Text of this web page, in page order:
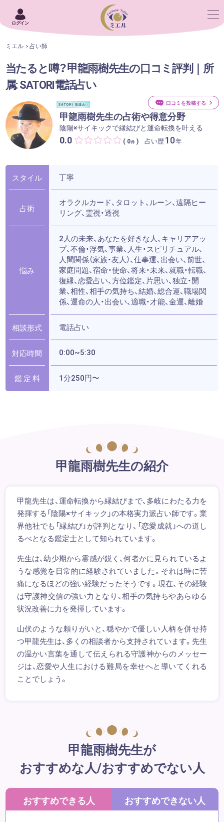
ログイン
ミエル 占い師
当たると噂？甲龍雨樹先生の口コミ評判｜所
属: SATORI電話占い
甲龍雨樹先生の占術や得意分野
陰陽×サイキックで縁結びと運命転換を叶える
0.0 ( 0件 ) 占い歴10年
口コミを投稿する
スタイル 丁寧
占術
オラクルカード、タロット、ルーン、遠隔ヒー
リング、霊視・透視
悩み
2人の未来、あなたを好きな人、キャリアアッ
プ、不倫・浮気、事業、人生・スピリチュアル、
人間関係（家族・友人）、仕事運、出会い、前世、
家庭問題、宿命・使命、将来・未来、就職・転職、
復縁、恋愛占い、方位鑑定、片思い、独立・開
業、相性、相手の気持ち、結婚、総合運、職場関
係、運命の人・出会い、適職・才能、金運、離婚
相談形式 電話占い
対応時間 0:00~5:30
鑑 定 料 1分250円〜
甲龍雨樹先生の紹介
甲龍先生は、運命転換から縁結びまで、多岐にわたる力を
発揮する「陰陽×サイキック」の本格実力派占い師です。業
界他社でも「縁結び」が評判となり、「恋愛成就」への道し
るべとなる鑑定士として知られています。
先生は、幼少期から霊感が鋭く、何者かに見られているよ
うな感覚を日常的に経験されていました。それは時に苦
痛になるほどの強い経験だったそうです。現在、その経験
は守護神交信の強い力となり、相手の気持ちやあらゆる
状況改善に力を発揮しています。
山伏のような頼りがいと、穏やかで優しい人柄を併せ持
つ甲龍先生は、多くの相談者から支持されています。先生
の温かい言葉を通して伝えられる守護神からのメッセー
ジは、恋愛や人生における難局を幸せへと導いてくれる
ことでしょう。
甲龍雨樹先生が
おすすめな人/おすすめでない人
おすすめできる人 おすすめできない人